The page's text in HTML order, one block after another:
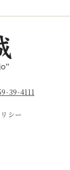
39-4111
シー